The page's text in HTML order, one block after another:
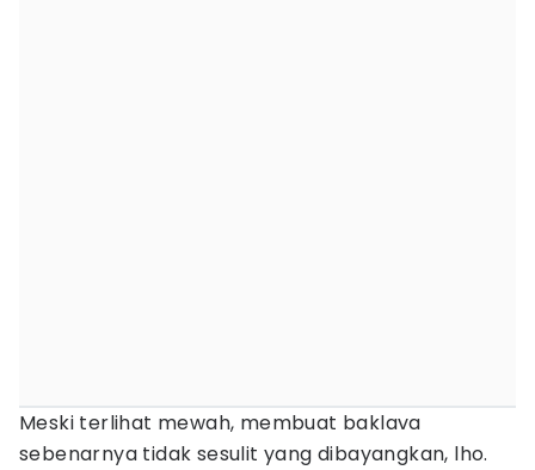
Meski terlihat mewah, membuat baklava
sebenarnya tidak sesulit yang dibayangkan, lho.